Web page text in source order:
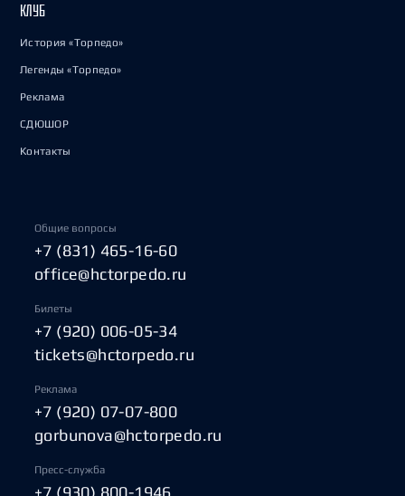
КЛУБ
История «Торпедо»
Легенды «Торпедо»
Реклама
СДЮШОР
Контакты
Общие вопросы
+7 (831) 465-16-60
office@hctorpedo.ru
Билеты
+7 (920) 006-05-34
tickets@hctorpedo.ru
Реклама
+7 (920) 07-07-800
gorbunova@hctorpedo.ru
Пресс-служба
+7 (930) 800-1946